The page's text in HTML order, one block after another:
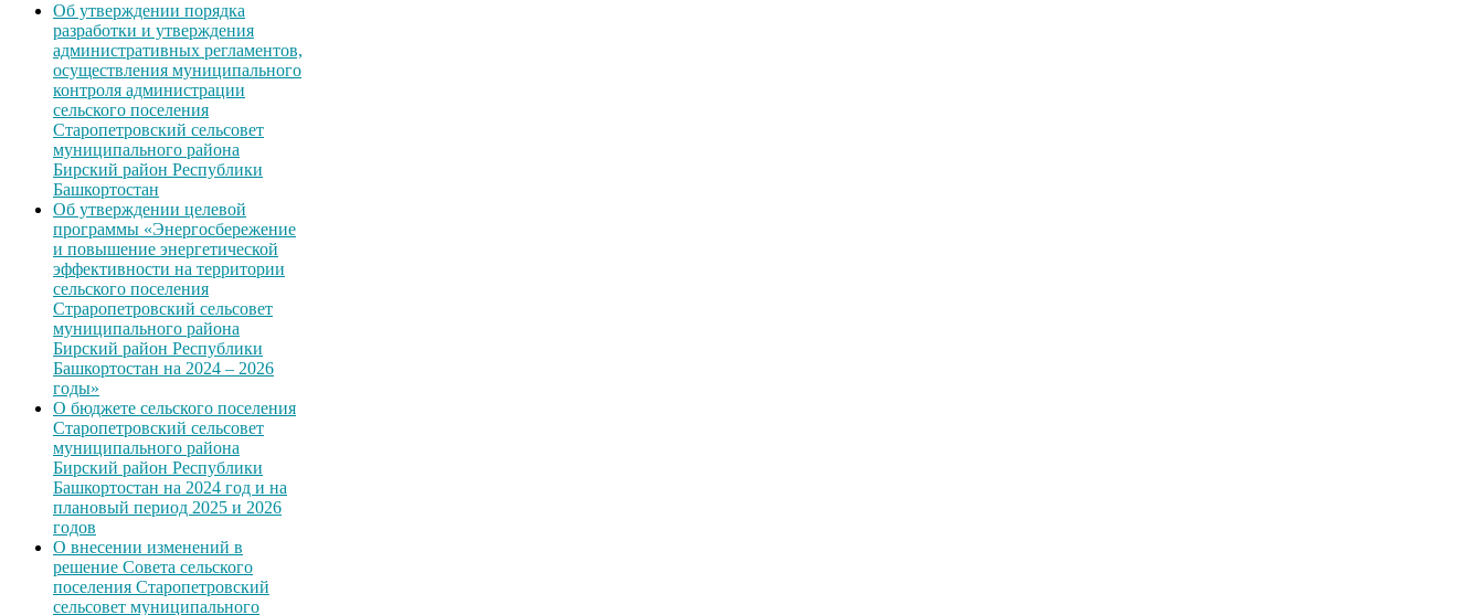
Об утверждении порядка
разработки и утверждения
административных регламентов,
осуществления муниципального
контроля администрации
сельского поселения
Старопетровский сельсовет
муниципального района
Бирский район Республики
Башкортостан
Об утверждении целевой
программы «Энергосбережение
и повышение энергетической
эффективности на территории
сельского поселения
Страропетровский сельсовет
муниципального района
Бирский район Республики
Башкортостан на 2024 – 2026
годы»
О бюджете сельского поселения
Старопетровский сельсовет
муниципального района
Бирский район Республики
Башкортостан на 2024 год и на
плановый период 2025 и 2026
годов
О внесении изменений в
решение Совета сельского
поселения Старопетровский
сельсовет муниципального